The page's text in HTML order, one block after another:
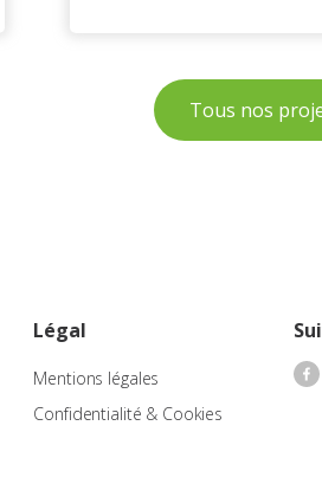
Tous nos
Légal
Mentions légales
Confidentialité & Cookies